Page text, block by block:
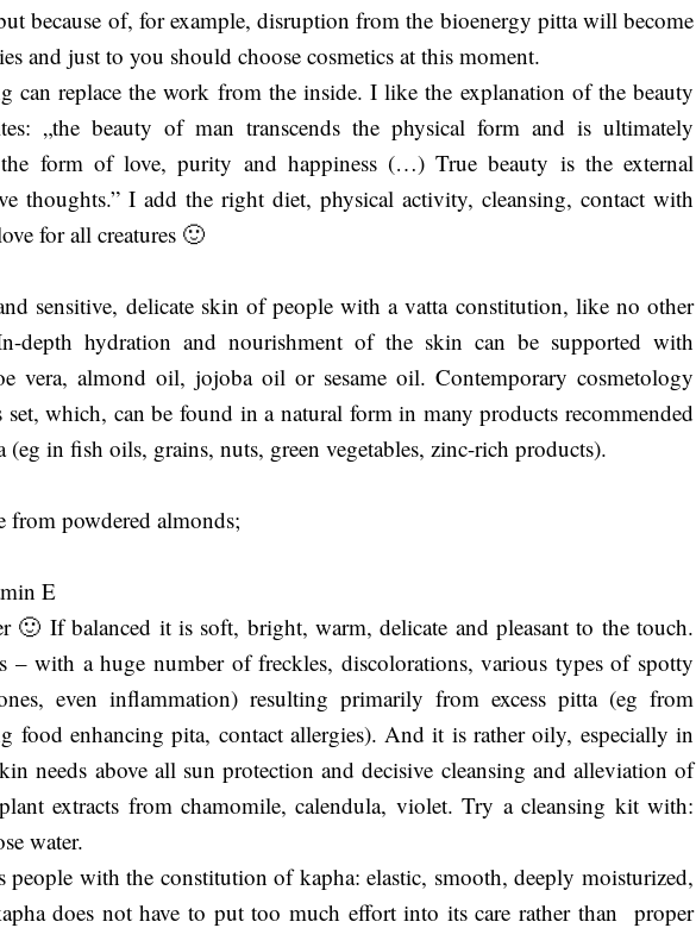
because of, for example, disruption from the bioenergy pitta will become
and just to you should choose cosmetics at this moment.
can replace the work from the inside. I like the explanation of the beauty
„the beauty of man transcends the physical form and is ultimately
form of love, purity and happiness (…) True beauty is the external
thoughts.” I add the right diet, physical activity, cleansing, contact with
for all creatures 🙂
sensitive, delicate skin of people with a vatta constitution, like no other
depth hydration and nourishment of the skin can be supported with
vera, almond oil, jojoba oil or sesame oil. Contemporary cosmetology
which, can be found in a natural form in many products recommended
(eg in fish oils, grains, nuts, green vegetables, zinc-rich products).
from powdered almonds;
E
🙂 If balanced it is soft, bright, warm, delicate and pleasant to the touch.
– with a huge number of freckles, discolorations, various types of spotty
even inflammation) resulting primarily from excess pitta (eg from
food enhancing pita, contact allergies). And it is rather oily, especially in
needs above all sun protection and decisive cleansing and alleviation of
extracts from chamomile, calendula, violet. Try a cleansing kit with:
water.
people with the constitution of kapha: elastic, smooth, deeply moisturized,
does not have to put too much effort into its care rather than proper